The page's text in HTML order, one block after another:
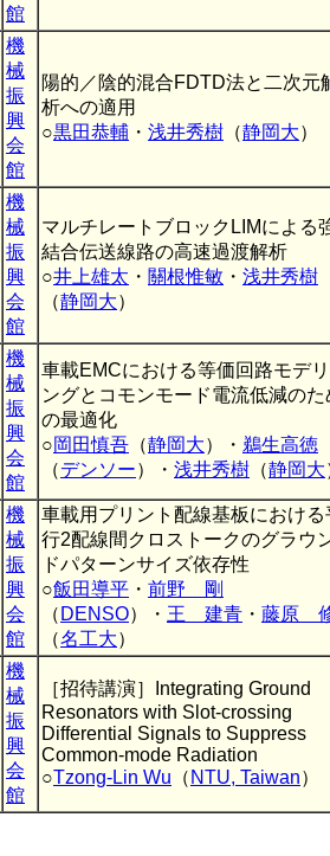
館
機
械
振
興
会
館
陽的／陰的混合FDTD法と二次元
析への適用
○黒田恭輔 ・ 浅井秀樹 （静岡大）
機
械
振
興
会
館
マルチレートブロックLIMによる
結合伝送線路の高速過渡解析
○井上雄太 ・ 關根惟敏 ・ 浅井秀樹
（静岡大）
機
械
振
興
会
館
車載EMCにおける等価回路モデリ
ングとコモンモード電流低減のた
の最適化
○岡田慎吾 （静岡大）・ 鵜生高徳
（デンソー）・ 浅井秀樹 （静岡大
機
械
振
興
会
館
車載用プリント配線基板における
行2配線間クロストークのグラウ
ドパターンサイズ依存性
○飯田導平 ・ 前野 剛
（ DENSO）・ 王 建青 ・ 藤原
（名工大）
機
械
振
興
会
館
［招待講演］Integrating Ground
Resonators with Slot-crossing
Differential Signals to Suppress
Common-mode Radiation
○Tzong-Lin Wu （ NTU, Taiwan）